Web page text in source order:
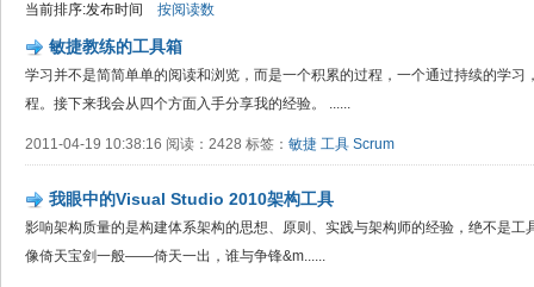
当前排序:发布时间 按阅读数
敏捷教练的工具箱
学习并不是简简单单的阅读和浏览，而是一个积累的过程，一个通过持续的学
程。接下来我会从四个方面入手分享我的经验。 ......
2011-04-19 10:38:16 阅读：2428 标签： 敏捷 工具 Scrum
我眼中的Visual Studio 2010架构工具
影响架构质量的是构建体系架构的思想、原则、实践与架构师的经验，绝不是
像倚天宝剑一般——倚天一出，谁与争锋&m......